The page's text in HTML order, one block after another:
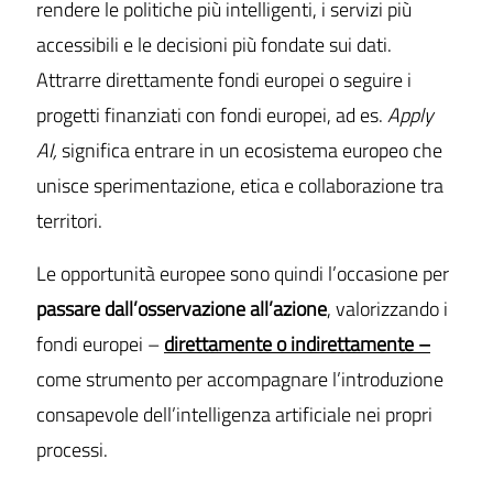
rendere le politiche più intelligenti, i servizi più
accessibili e le decisioni più fondate sui dati.
Attrarre direttamente fondi europei o seguire i
progetti finanziati con fondi europei, ad es.Apply
AI,significa entrare in un ecosistema europeo che
unisce sperimentazione, etica e collaborazione tra
territori.
Le opportunità europee sono quindi l’occasione per
passare dall’osservazione all’azione, valorizzando i
fondi europei –direttamente o indirettamente –
come strumento per accompagnare l’introduzione
consapevole dell’intelligenza artificiale nei propri
processi.